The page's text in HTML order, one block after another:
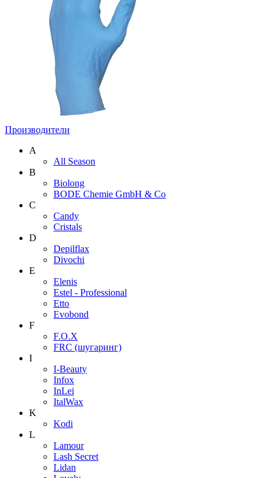
Производители
A
All Season
B
Biolong
BODE Chemie GmbH & Со
C
Candy
Cristals
D
Depilflax
Divochi
E
Elenis
Estel - Professional
Etto
Evobond
F
F.O.X
FRC (шугаринг)
I
I-Beauty
Infox
InLei
ItalWax
K
Kodi
L
Lamour
Lash Secret
Lidan